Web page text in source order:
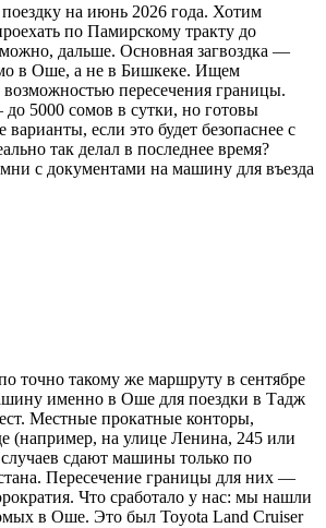
на июнь 2026 года. Хотим
по Памирскому тракту до
дальше. Основная загвоздка —
в Оше, а не в Бишкеке. Ищем
пересечения границы.
5000 сомов в сутки, но готовы
варианты, если это будет безопаснее с
так делал в последнее время?
с документами на машину для въезда
точно такому же маршруту в сентябре
именно в Оше для поездки в Тадж
Местные прокатные конторы,
(например, на улице Ленина, 245 или
случаев сдают машины только по
Пересечение границы для них —
Что сработало у нас: мы нашли
в Оше. Это был Toyota Land Cruiser